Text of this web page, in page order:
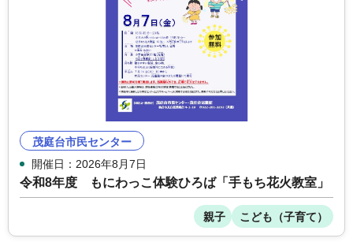
茂庭台市民センター
開催日：2026年8月7日
令和8年度 もにわっこ体験ひろば「手もち花火教室」
親子 こども（子育て）